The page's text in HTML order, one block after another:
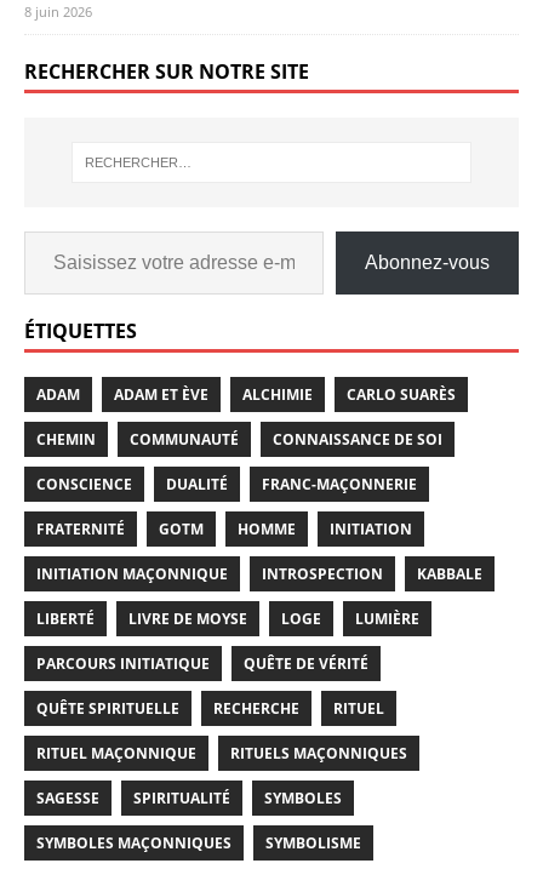
8 juin 2026
RECHERCHER SUR NOTRE SITE
Abonnez-vous
ÉTIQUETTES
ADAM ADAM ET ÈVE ALCHIMIE CARLO SUARÈS
CHEMIN COMMUNAUTÉ CONNAISSANCE DE SOI
CONSCIENCE DUALITÉ FRANC-MAÇONNERIE
FRATERNITÉ GOTM HOMME INITIATION
INITIATION MAÇONNIQUE INTROSPECTION KABBALE
LIBERTÉ LIVRE DE MOYSE LOGE LUMIÈRE
PARCOURS INITIATIQUE QUÊTE DE VÉRITÉ
QUÊTE SPIRITUELLE RECHERCHE RITUEL
RITUEL MAÇONNIQUE RITUELS MAÇONNIQUES
SAGESSE SPIRITUALITÉ SYMBOLES
SYMBOLES MAÇONNIQUES SYMBOLISME